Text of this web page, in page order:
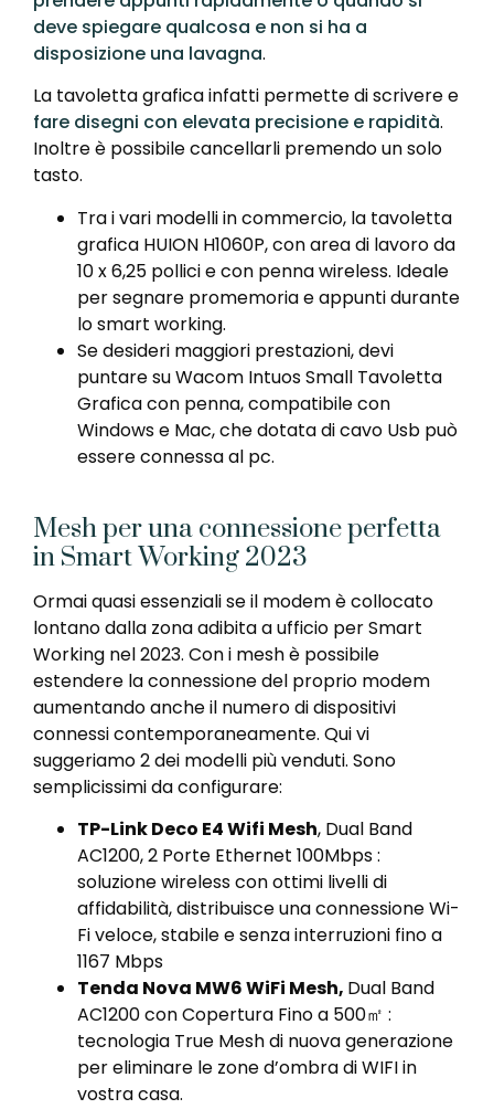
deve spiegare qualcosa e non si ha a
disposizione una lavagna.
La tavoletta grafica infatti permette di scrivere e
fare disegni con elevata precisione e rapidità.
Inoltre è possibile cancellarli premendo un solo
tasto.
Tra i vari modelli in commercio, la tavoletta
grafica HUION H1060P, con area di lavoro da
10 x 6,25 pollici e con penna wireless. Ideale
per segnare promemoria e appunti durante
lo smart working.
Se desideri maggiori prestazioni, devi
puntare su Wacom Intuos Small Tavoletta
Grafica con penna, compatibile con
Windows e Mac, che dotata di cavo Usb può
essere connessa al pc.
Mesh per una connessione perfetta
in Smart Working 2023
Ormai quasi essenziali se il modem è collocato
lontano dalla zona adibita a ufficio per Smart
Working nel 2023. Con i mesh è possibile
estendere la connessione del proprio modem
aumentando anche il numero di dispositivi
connessi contemporaneamente. Qui vi
suggeriamo 2 dei modelli più venduti. Sono
semplicissimi da configurare:
TP-Link Deco E4 Wifi Mesh, Dual Band
AC1200, 2 Porte Ethernet 100Mbps :
soluzione wireless con ottimi livelli di
affidabilità, distribuisce una connessione Wi-
Fi veloce, stabile e senza interruzioni fino a
1167 Mbps
Tenda Nova MW6 WiFi Mesh, Dual Band
AC1200 con Copertura Fino a 500㎡ :
tecnologia True Mesh di nuova generazione
per eliminare le zone d’ombra di WIFI in
vostra casa.